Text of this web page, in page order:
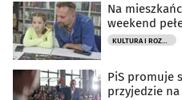
Na
weekend
KULTURA I ROZRYWKA
PiS promuje
przyjedzie